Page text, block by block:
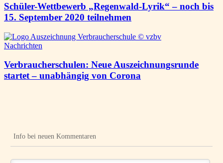
Schüler-Wettbewerb „Regenwald-Lyrik“ – noch bis
15. September 2020 teilnehmen
Nachrichten
Verbraucherschulen: Neue Auszeichnungsrunde
startet – unabhängig von Corona
Info bei neuen Kommentaren